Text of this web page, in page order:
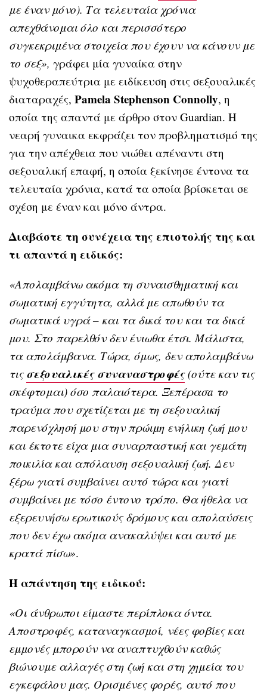
με έναν μόνο). Τα τελευταία χρόνια
απεχθάνομαι όλο και περισσότερο
συγκεκριμένα στοιχεία που έχουν να κάνουν με
το σεξ», γράφει μία γυναίκα στην
ψυχοθεραπεύτρια με ειδίκευση στις σεξουαλικές
διαταραχές, Pamela Stephenson Connolly, η
οποία της απαντά με άρθρο στον Guardian. H
νεαρή γυναικα εκφράζει τον προβληματισμό της
για την απέχθεια που νιώθει απέναντι στη
σεξουαλική επαφή, η οποία ξεκίνησε έντονα τα
τελευταία χρόνια, κατά τα οποία βρίσκεται σε
σχέση με έναν και μόνο άντρα.
Διαβάστε τη συνέχεια της επιστολής της και
τι απαντά η ειδικός:
«Απολαμβάνω ακόμα τη συναισθηματική και
σωματική εγγύτητα, αλλά με απωθούν τα
σωματικά υγρά – και τα δικά του και τα δικά
μου. Στο παρελθόν δεν ένιωθα έτσι. Μάλιστα,
τα απολάμβανα. Τώρα, όμως, δεν απολαμβάνω
τιςσεξουαλικές συναναστροφές(ούτε καν τις
σκέφτομαι) όσο παλαιότερα. Ξεπέρασa το
τραύμα που σχετίζεται με τη σεξουαλική
παρενόχλησή μου στην πρώιμη ενήλικη ζωή μου
και έκτοτε είχα μια συναρπαστική και γεμάτη
ποικιλία και απόλαυση σεξουαλική ζωή. Δεν
ξέρω γιατί συμβαίνει αυτό τώρα και γιατί
συμβαίνει με τόσο έντονο τρόπο. Θα ήθελα να
εξερευνήσω ερωτικούς δρόμους και απολαύσεις
που δεν έχω ακόμα ανακαλύψει και αυτό με
κρατά πίσω».
Η απάντηση της ειδικού:
«Οι άνθρωποι είμαστε περίπλοκα όντα.
Αποστροφές, καταναγκασμοί, νέες φοβίες και
εμμονές μπορούν να αναπτυχθούν καθώς
βιώνουμε αλλαγές στη ζωή και στη χημεία του
εγκεφάλου μας. Ορισμένες φορές, αυτό που